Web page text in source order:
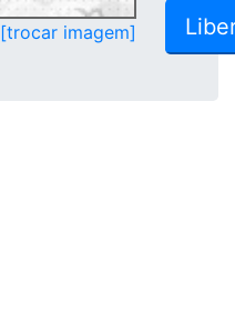
[trocar imagem]